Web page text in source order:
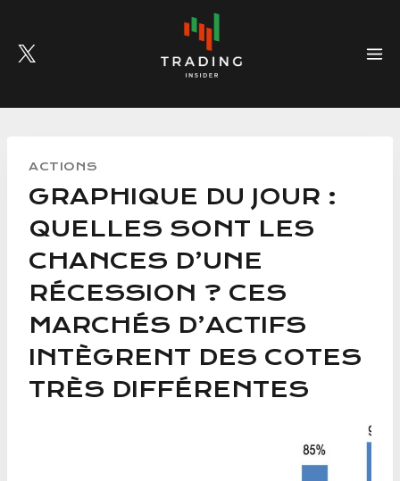
content
ACTIONS
GRAPHIQUE DU JOUR :
QUELLES SONT LES
CHANCES D’UNE
RÉCESSION ? CES
MARCHÉS D’ACTIFS
INTÈGRENT DES COTES
TRÈS DIFFÉRENTES